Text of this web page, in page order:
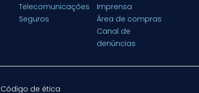
Telecomunicações
Seguros
Imprensa
Área de compras
Canal de
denúncias
Código de ética